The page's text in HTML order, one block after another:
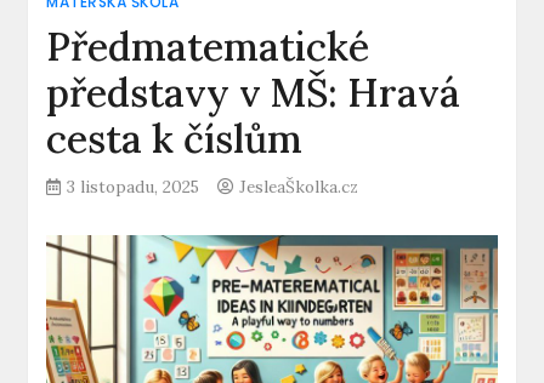
Předmatematické
představy v MŠ: Hravá
cesta k číslům
3 listopadu, 2025 JesleaŠkolka.cz